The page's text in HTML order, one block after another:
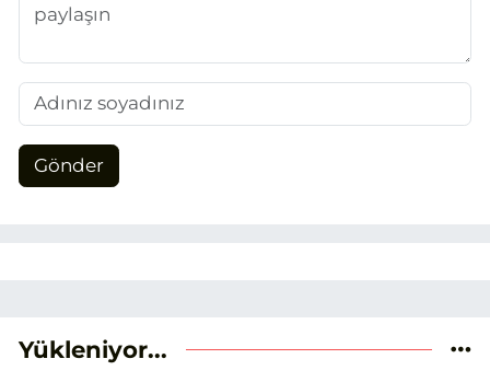
Gönder
Yükleniyor...